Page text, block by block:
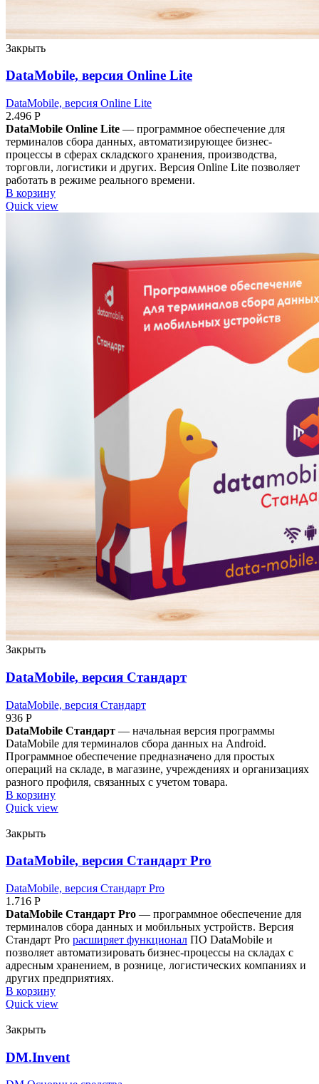
Закрыть
DataMobile, версия Online Lite
DataMobile, версия Online Lite
2.496 Р
DataMobile Online Lite — программное обеспечение для
терминалов сбора данных, автоматизирующее бизнес-
процессы в сферах складского хранения, производства,
торговли, логистики и других. Версия Online Lite позволяет
работать в режиме реального времени.
В корзину
Quick view
Закрыть
DataMobile, версия Стандарт
DataMobile, версия Стандарт
936 Р
DataMobile Стандарт — начальная версия программы
DataMobile для терминалов сбора данных на Android.
Программное обеспечение предназначено для простых
операций на складе, в магазине, учреждениях и организациях
разного профиля, связанных с учетом товара.
В корзину
Quick view
Закрыть
DataMobile, версия Стандарт Pro
DataMobile, версия Стандарт Pro
1.716 Р
DataMobile Стандарт Pro — программное обеспечение для
терминалов сбора данных и мобильных устройств. Версия
Стандарт Pro расширяет функционал ПО DataMobile и
позволяет автоматизировать бизнес-процессы на складах с
адресным хранением, в рознице, логистических компаниях и
других предприятиях.
В корзину
Quick view
Закрыть
DM.Invent